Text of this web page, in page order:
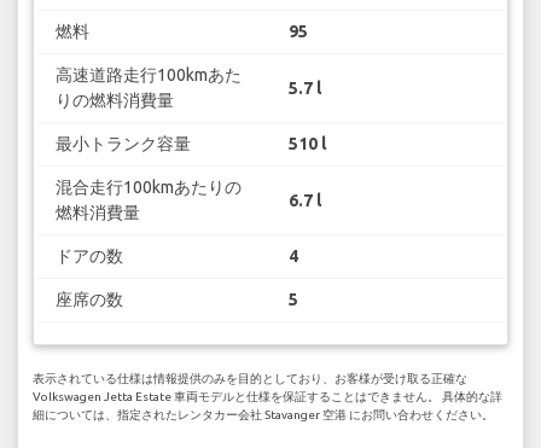
燃料 95
高速道路走行100kmあた
りの燃料消費量
5.7 l
最小トランク容量 510 l
混合走行100kmあたりの
燃料消費量
6.7 l
ドアの数 4
座席の数 5
表示されている仕様は情報提供のみを目的としており、お客様が受け取る正確な
Volkswagen Jetta Estate 車両モデルと仕様を保証することはできません。 具体的な詳
細については、指定されたレンタカー会社 Stavanger 空港 にお問い合わせください。